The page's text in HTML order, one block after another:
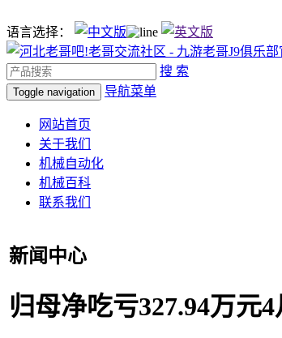
语言选择：
搜 索
Toggle navigation 导航菜单
网站首页
关于我们
机械自动化
机械百科
联系我们
新闻中心
归母净吃亏327.94万元